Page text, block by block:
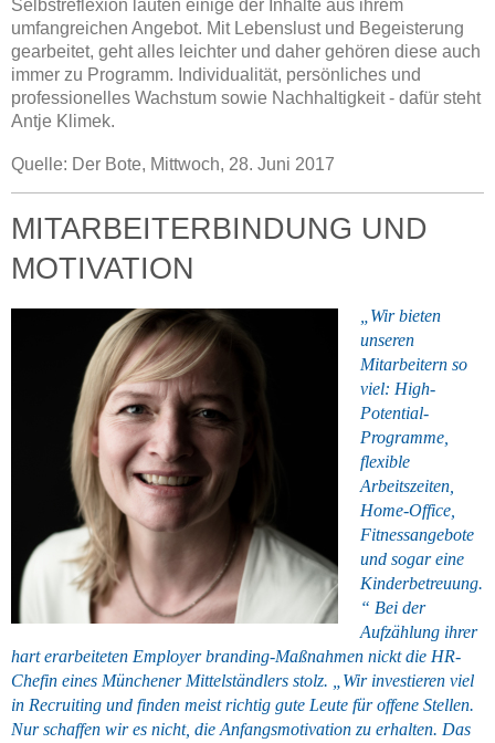
Selbstreflexion lauten einige der Inhalte aus ihrem
umfangreichen Angebot. Mit Lebenslust und Begeisterung
gearbeitet, geht alles leichter und daher gehören diese auch
immer zu Programm. Individualität, persönliches und
professionelles Wachstum sowie Nachhaltigkeit - dafür steht
Antje Klimek.
Quelle: Der Bote, Mittwoch, 28. Juni 2017
MITARBEITERBINDUNG UND
MOTIVATION
„Wir bieten
unseren
Mitarbeitern so
viel: High-
Potential-
Programme,
flexible
Arbeitszeiten,
Home-Office,
Fitnessangebote
und sogar eine
Kinderbetreuung.
“ Bei der
Aufzählung ihrer
hart erarbeiteten Employer branding-Maßnahmen nickt die HR-
Chefin eines Münchener Mittelständlers stolz. „Wir investieren viel
in Recruiting und finden meist richtig gute Leute für offene Stellen.
Nur schaffen wir es nicht, die Anfangsmotivation zu erhalten. Das